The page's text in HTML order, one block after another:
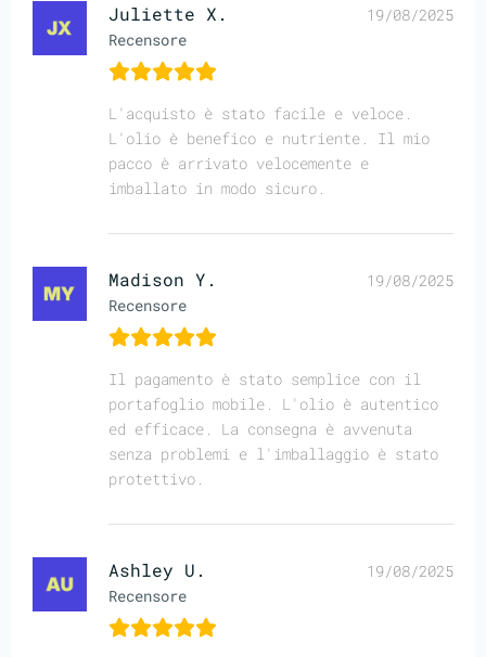
Juliette X.
Recensore
19/08/2025
L'acquisto è stato facile e veloce.
L'olio è benefico e nutriente. Il mio
pacco è arrivato velocemente e
imballato in modo sicuro.
Madison Y.
Recensore
19/08/2025
Il pagamento è stato semplice con il
portafoglio mobile. L'olio è autentico
ed efficace. La consegna è avvenuta
senza problemi e l'imballaggio è stato
protettivo.
Ashley U.
Recensore
19/08/2025